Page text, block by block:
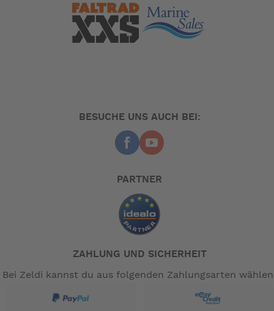
BESUCHE UNS AUCH BEI:
PARTNER
ZAHLUNG UND SICHERHEIT
Bei Zeldi kannst du aus folgenden Zahlungsarten